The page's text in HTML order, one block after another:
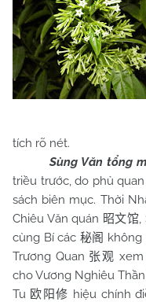
tích rõ nét.
Sùng Văn tổng
triều trước, do phủ
sách biên mục. Thời
Chiêu Văn quán 昭文馆,
cùng Bí các 秘阁 không
Trương Quan 张观
cho Vương Nghiêu Thần
Tu 欧阳修 hiệu chính